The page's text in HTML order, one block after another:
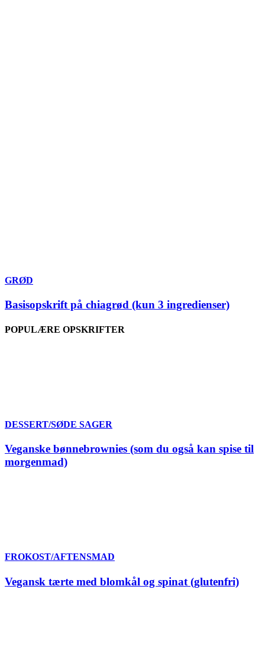
GRØD
Basisopskrift på chiagrød (kun 3 ingredienser)
POPULÆRE OPSKRIFTER
DESSERT/SØDE SAGER
Veganske bønnebrownies (som du også kan spise til
morgenmad)
FROKOST/AFTENSMAD
Vegansk tærte med blomkål og spinat (glutenfri)